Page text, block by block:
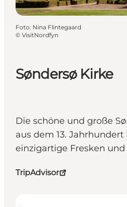
Søndersø Kirke
Die schöne und große
aus dem 13.
einzigartige Fresken
TripAdvisor
Foto: Nina Flintegaard
© VisitNordfyn